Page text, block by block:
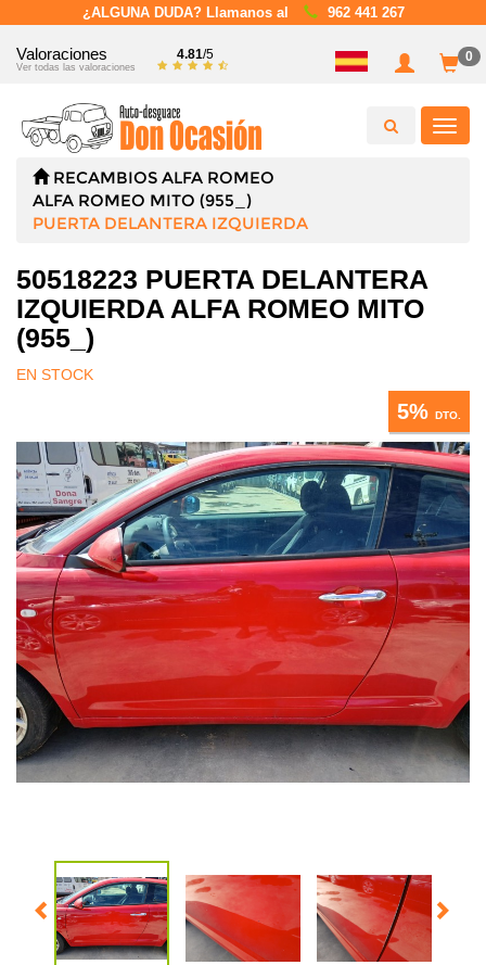
¿ALGUNA DUDA? Llamanos al 962 441 267
Valoraciones
Ver todas las valoraciones
4.81/5 0
RECAMBIOS ALFA ROMEO
ALFA ROMEO MITO (955_)
PUERTA DELANTERA IZQUIERDA
50518223 PUERTA DELANTERA
IZQUIERDA ALFA ROMEO MITO
(955_)
EN STOCK
5% DTO.